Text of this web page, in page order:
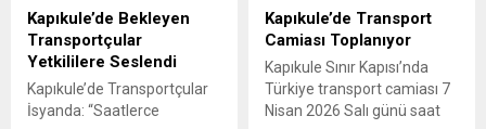
düzenleme paketinin temel
amacı; trafik güvenliğini
artırmak, çevreyi korumak
araçların daha sık
denetlenmesini sağlamak...
yükseltilecek. M1 Otoyolu
Kaç Kilometre
Genişletilecek? Macaristan
hükümeti ve altyapı şirketi
MKIF...
Kapıkule’de Bekleyen
Transportçular
Yetkililere Seslendi
Kapıkule’de Transportçular
İsyanda: “Saatlerce
Kapıkule’de Transport
Camiası Toplanıyor
Kapıkule Sınır Kapısı’nda
Türkiye transport camiası 7
Nisan 2026 Salı günü saat